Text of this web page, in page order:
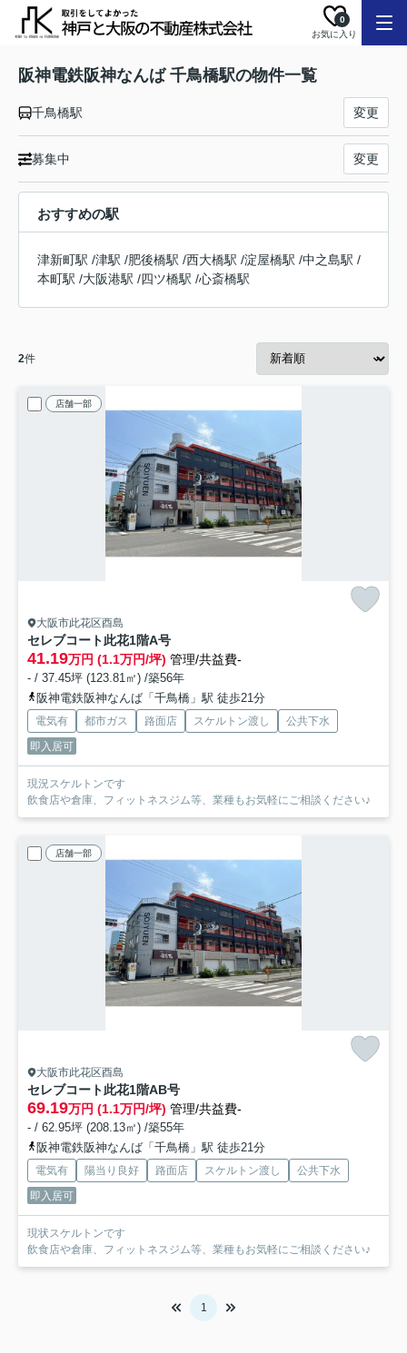
お気に入り
0
阪神電鉄阪神なんば 千鳥橋駅の物件一覧
千鳥橋駅 変更
募集中 変更
おすすめの駅
津新町駅 /津駅 /肥後橋駅 /西大橋駅 /淀屋橋駅 /中之島駅 /
本町駅 /大阪港駅 /四ツ橋駅 /心斎橋駅
2件
店舗一部
大阪市此花区酉島
セレブコート此花1階A号
41.19万円 (1.1万円/坪) 管理/共益費-
- / 37.45坪 (123.81㎡) /築56年
阪神電鉄阪神なんば「千鳥橋」駅 徒歩21分
電気有 都市ガス 路面店 スケルトン渡し
公共下水
即入居可
現況スケルトンです
飲食店や倉庫、フィットネスジム等、業種もお気軽にご相談ください♪
店舗一部
大阪市此花区酉島
セレブコート此花1階AB号
69.19万円 (1.1万円/坪) 管理/共益費-
- / 62.95坪 (208.13㎡) /築55年
阪神電鉄阪神なんば「千鳥橋」駅 徒歩21分
電気有 陽当り良好 路面店 スケルトン渡し
公共下水
即入居可
現状スケルトンです
飲食店や倉庫、フィットネスジム等、業種もお気軽にご相談ください♪
1